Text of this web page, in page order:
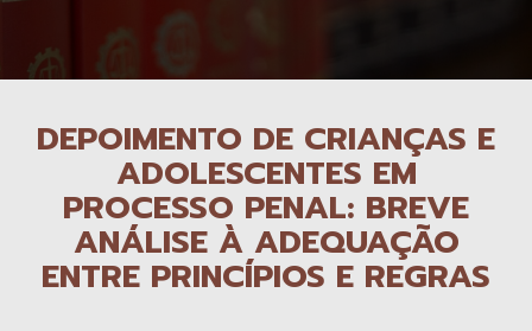
DEPOIMENTO DE CRIANÇAS E
ADOLESCENTES EM
PROCESSO PENAL: BREVE
ANÁLISE À ADEQUAÇÃO
ENTRE PRINCÍPIOS E REGRAS